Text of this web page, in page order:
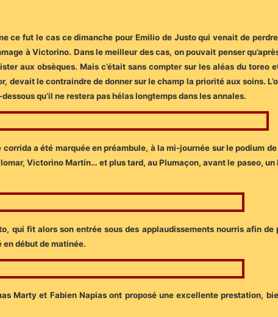
ce fut le cas ce dimanche pour Emilio de Justo qui venait de
à Victorino. Dans le meilleur des cas, on pouvait penser
aux obsèques.Mais c’était sans compter sur les aléas du toreo
le contraindre de donner sur le champ la priorité aux soins.
qu’il ne restera pas hélas longtemps dans les annales.
a été marquée en préambule, à la mi-journée sur le podium
Victorino Martín… et plus tard, au Plumaçon, avant le paseo,
qui fit alors son entrée sous des applaudissements nourris afin de
en début de matinée.
Marty et Fabien Napias ont proposé une excellente prestation,